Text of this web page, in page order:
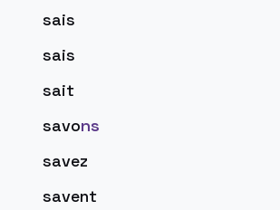
sais
sais
sait
savons
savez
savent